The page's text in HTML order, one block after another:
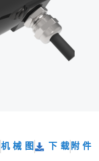
机 械 图 下 载 附 件